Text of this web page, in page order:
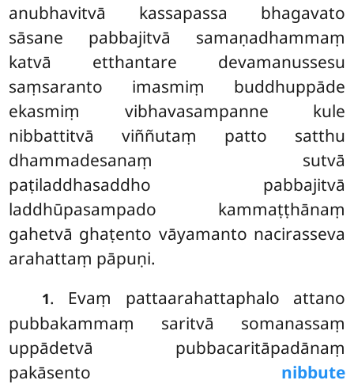
anubhavitvā kassapassa bhagavato
sāsane pabbajitvā samaṇadhammaṃ
katvā etthantare devamanussesu
saṃsaranto imasmiṃ buddhuppāde
ekasmiṃ vibhavasampanne kule
nibbattitvā viññutaṃ patto satthu
dhammadesanaṃ sutvā
paṭiladdhasaddho pabbajitvā
laddhūpasampado kammaṭṭhānaṃ
gahetvā ghaṭento vāyamanto nacirasseva
arahattaṃ pāpuṇi.
1. Evaṃ pattaarahattaphalo attano
pubbakammaṃ saritvā somanassaṃ
uppādetvā pubbacaritāpadānaṃ
pakāsento nibbute